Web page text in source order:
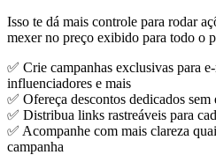
Isso te dá mais controle para rodar
mexer no preço exibido para todo o
✅ Crie campanhas exclusivas para
influenciadores e mais
✅ Ofereça descontos dedicados
✅ Distribua links rastreáveis para
✅ Acompanhe com mais clareza
campanha